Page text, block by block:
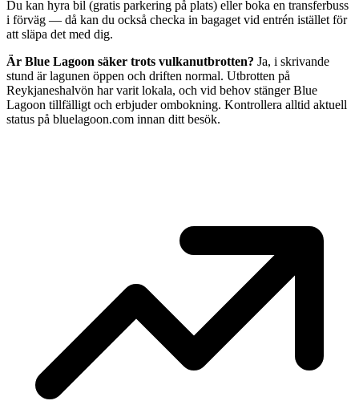
Du kan hyra bil (gratis parkering på plats) eller boka en transferbuss
i förväg — då kan du också checka in bagaget vid entrén istället för
att släpa det med dig.
Är Blue Lagoon säker trots vulkanutbrotten? Ja, i skrivande
stund är lagunen öppen och driften normal. Utbrotten på
Reykjaneshalvön har varit lokala, och vid behov stänger Blue
Lagoon tillfälligt och erbjuder ombokning. Kontrollera alltid aktuell
status på bluelagoon.com innan ditt besök.